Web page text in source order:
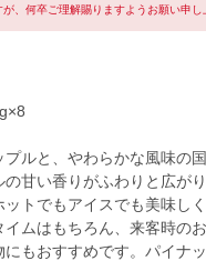
、何卒ご理解賜りますようお願い申し
ルと、やわらかな風味の
甘い香りがふわりと広が
トでもアイスでも美味し
ムはもちろん、来客時の
にもおすすめです。パイナ